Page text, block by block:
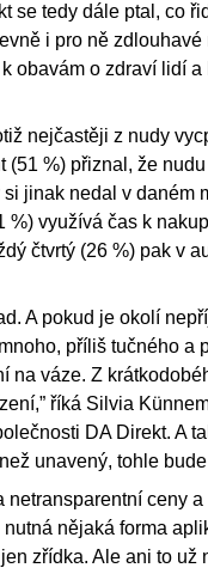
se tedy dále ptal, co
i pro ně zdlouhavé
obavám o zdraví lidí
nejčastěji z nudy
%) přiznal, že
jinak nedal v daném
využívá čas k
čtvrtý (26 %) pak v
A pokud je okolí
příliš tučného a
na váze. Z
říká Silvia
DA Direkt. A
unavený, tohle
ceny
nějaká forma
zřídka. Ale ani to už